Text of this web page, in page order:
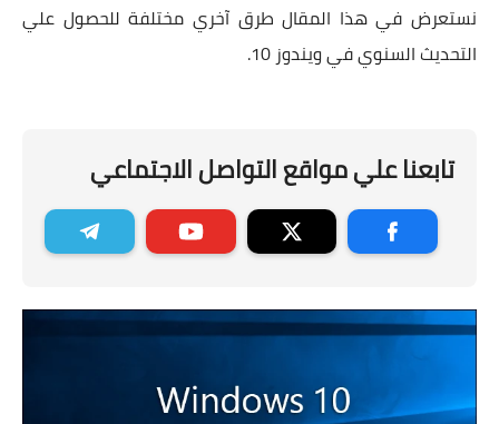
نستعرض في هذا المقال طرق آخري مختلفة للحصول علي
التحديث السنوي في ويندوز 10.
تابعنا علي مواقع التواصل الاجتماعي